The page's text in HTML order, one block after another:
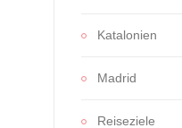
Katalonien
Madrid
Reiseziele